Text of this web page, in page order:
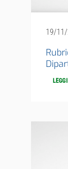
19/